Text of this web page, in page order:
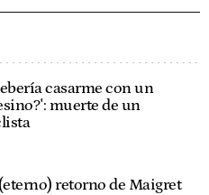
casarme con un
muerte de un
retorno de Maigret